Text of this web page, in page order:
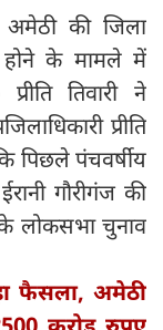
अमेठी की जिला
होने के मामले में
तिवारी ने
प्रीति
पिछले पंचवर्षीय
गौरीगंज की
लोकसभा चुनाव
फैसला, अमेठी